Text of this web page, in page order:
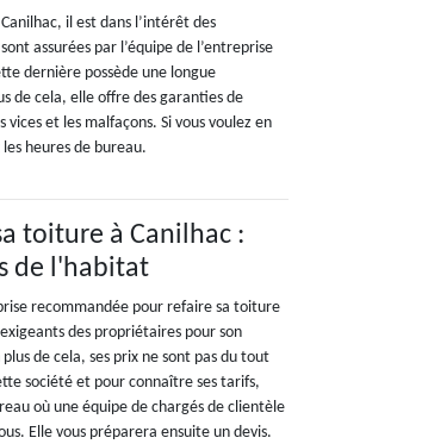
il est dans l’intérêt des
assurées par l’équipe de l’entreprise
dernière possède une longue
de cela, elle offre des garanties de
et les malfaçons. Si vous voulez en
heures de bureau.
toiture à Canilhac :
de l'habitat
recommandée pour refaire sa toiture
des propriétaires pour son
de cela, ses prix ne sont pas du tout
société et pour connaître ses tarifs,
où une équipe de chargés de clientèle
Elle vous préparera ensuite un devis.